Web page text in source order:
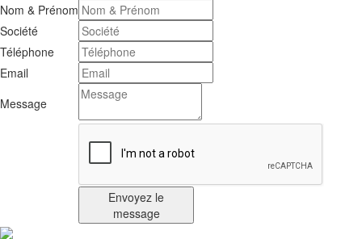
Nom & Prénom
Société
Téléphone
Email
Message
Envoyez le
message